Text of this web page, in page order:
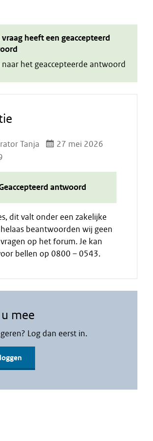
vraag heeft een geaccepteerd
naar het geaccepteerde antwoord
Tanja
27 mei 2026
antwoord
dit valt onder een zakelijke
beantwoorden wij geen
op het forum. Je kan
bellen op 0800 – 0543.
mee
Log dan eerst in.